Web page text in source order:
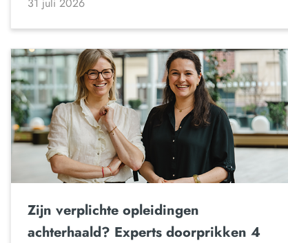
Zijn verplichte opleidingen
achterhaald? Experts doorprikken 4